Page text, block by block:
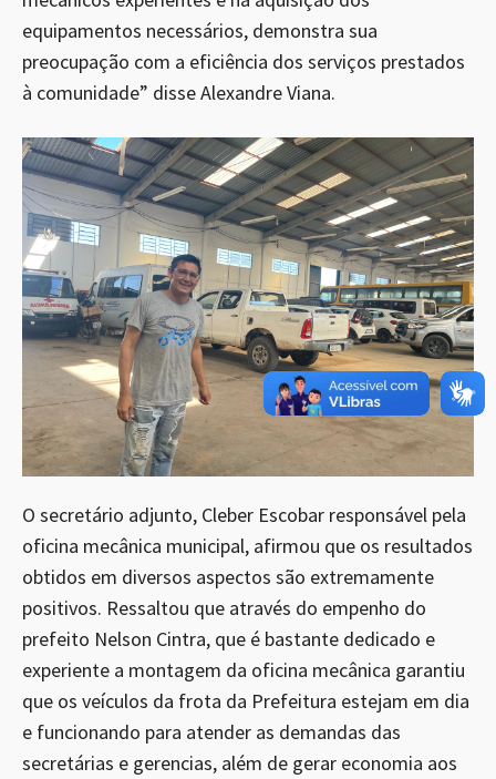
equipamentos necessários, demonstra sua
preocupação com a eficiência dos serviços prestados
à comunidade” disse Alexandre Viana.
O secretário adjunto, Cleber Escobar responsável pela
oficina mecânica municipal, afirmou que os resultados
obtidos em diversos aspectos são extremamente
positivos. Ressaltou que através do empenho do
prefeito Nelson Cintra, que é bastante dedicado e
experiente a montagem da oficina mecânica garantiu
que os veículos da frota da Prefeitura estejam em dia
e funcionando para atender as demandas das
secretárias e gerencias, além de gerar economia aos